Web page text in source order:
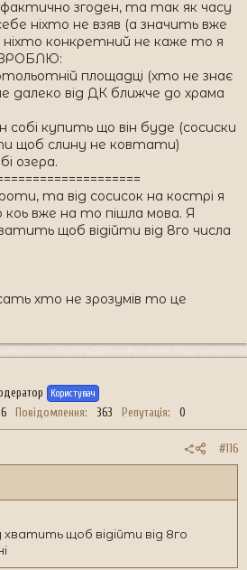
згоден, та так як часу
ніхто не взяв (а значить вже
ніхто конкретний не каже то я
площадці (хто не знає
далеко від ДК ближче до храма
собі купить що він буде (сосиски
щоб слину не ковтати)
озера.
та від сосисок на кострі я
коь вже на то пішла мова. Я
щоб відійти від 8го числа
хто не зрозумів то це
Користувач
Повідомлення 363 Репутація 0
#116
хватить щоб відійти від 8го